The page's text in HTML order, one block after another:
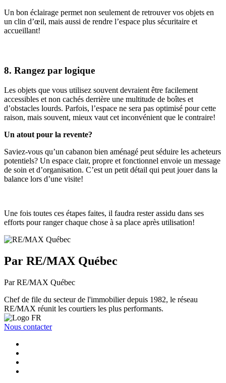
Un bon éclairage permet non seulement de retrouver vos objets en
un clin d’œil, mais aussi de rendre l’espace plus sécuritaire et
accueillant!
8. Rangez par logique
Les objets que vous utilisez souvent devraient être facilement
accessibles et non cachés derrière une multitude de boîtes et
d’obstacles lourds. Parfois, l’espace ne sera pas optimisé pour cette
raison, mais souvent, mieux vaut cet inconvénient que le contraire!
Un atout pour la revente?
Saviez-vous qu’un cabanon bien aménagé peut séduire les acheteurs
potentiels? Un espace clair, propre et fonctionnel envoie un message
de soin et d’organisation. C’est un petit détail qui peut jouer dans la
balance lors d’une visite!
Une fois toutes ces étapes faites, il faudra rester assidu dans ses
efforts pour ranger chaque chose à sa place après utilisation!
Par RE/MAX Québec
Par RE/MAX Québec
Chef de file du secteur de l'immobilier depuis 1982, le réseau
RE/MAX réunit les courtiers les plus performants.
Nous contacter